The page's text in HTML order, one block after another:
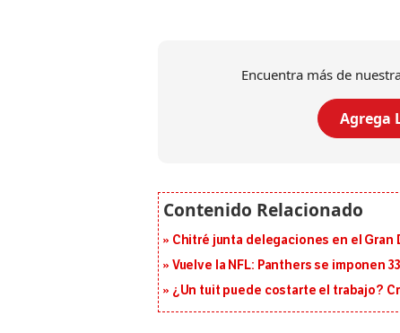
Encuentra más de
Agrega
Chitré junta delegaciones en el Gran
Vuelve la NFL: Panthers se imponen
¿Un tuit puede costarte el trabajo?